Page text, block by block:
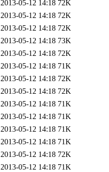
2013-05-12 14:18 72K
2013-05-12 14:18 72K
2013-05-12 14:18 72K
2013-05-12 14:18 73K
2013-05-12 14:18 72K
2013-05-12 14:18 71K
2013-05-12 14:18 72K
2013-05-12 14:18 72K
2013-05-12 14:18 71K
2013-05-12 14:18 71K
2013-05-12 14:18 71K
2013-05-12 14:18 71K
2013-05-12 14:18 72K
2013-05-12 14:18 71K